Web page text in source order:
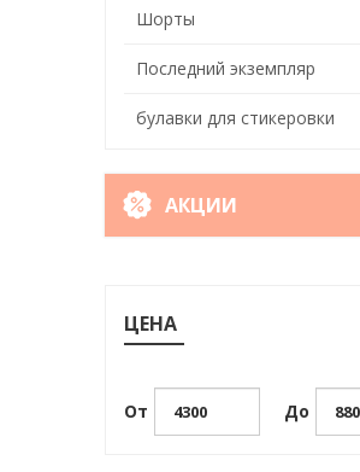
Шорты
Последний экземпляр
булавки для стикеровки
АКЦИИ
ЦЕНА
От До